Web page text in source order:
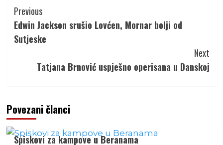
Continue
Reading
Previous
Edwin Jackson srušio Lovćen, Mornar bolji od
Sutjeske
Next
Tatjana Brnović uspješno operisana u Danskoj
Povezani članci
Spiskovi za kampove u Beranama